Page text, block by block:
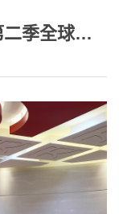
本公司受邀參加台新2024年第二季全球投資論壇